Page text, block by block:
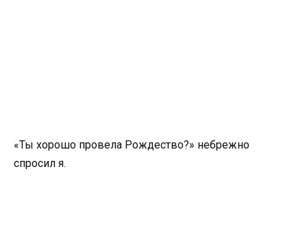
«Ты хорошо провела Рождество?» небрежно
спросил я.